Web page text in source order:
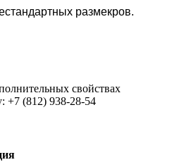
размекров.
свойствах
+7 (812) 938-28-54